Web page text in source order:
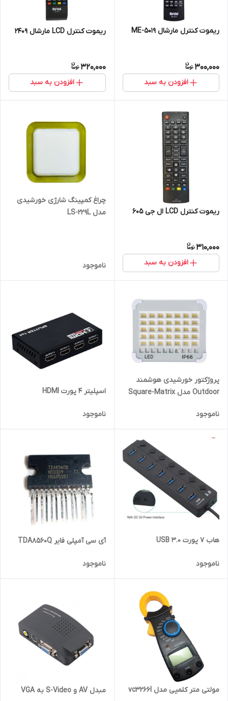
ریموت کنترل مارشال ME-5019
300,000
افزودن به سبد
ریموت کنترل LCD مارشال 2409
320,000
افزودن به سبد
ریموت کنترل LCD ال جی 605
310,000
افزودن به سبد
چراغ کمپینگ شارژی خورشیدی
مدل LS-229L
ناموجود
پروژکتور خورشیدی هوشمند
Outdoor مدل Square-Matrix
ناموجود
اسپلیتر 4 پورت HDMI
ناموجود
هاب 7 پورت USB 3.0
ناموجود
آی سی آمپلی فایر TDA8560Q
ناموجود
مولتی متر کلمپی مدل vc3266l مبدل AV و S-Video به VGA